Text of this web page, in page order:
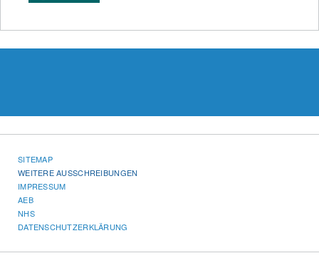
SITEMAP
WEITERE AUSSCHREIBUNGEN
IMPRESSUM
AEB
NHS
DATENSCHUTZERKLÄRUNG